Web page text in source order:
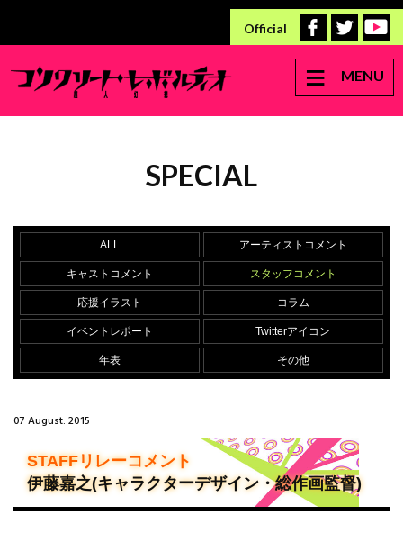
Official
MENU
SPECIAL
ALL アーティストコメント
キャストコメント スタッフコメント
応援イラスト コラム
イベントレポート Twitterアイコン
年表 その他
07 August. 2015
STAFFリレーコメント
伊藤嘉之(キャラクターデザイン・総作画監督)